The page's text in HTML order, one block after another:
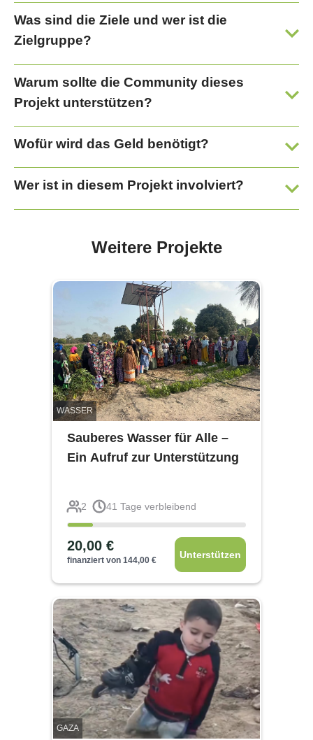
Was sind die Ziele und wer ist die
Zielgruppe?
Warum sollte die Community dieses
Projekt unterstützen?
Wofür wird das Geld benötigt?
Wer ist in diesem Projekt involviert?
Weitere Projekte
WASSER
Sauberes Wasser für Alle –
Ein Aufruf zur Unterstützung
2 41 Tage verbleibend
20,00 €
finanziert von 144,00 € Unterstützen
GAZA